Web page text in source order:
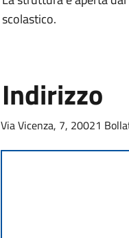
scolastico.
Indirizzo
Via Vicenza, 7, 20021